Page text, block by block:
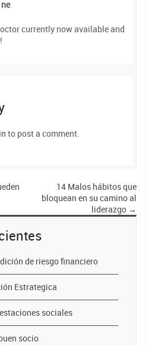
currently now available and
to post a comment.
14 Malos hábitos que
bloquean en su camino al
liderazgo →
de riesgo financiero
Estrategica
sociales
socio